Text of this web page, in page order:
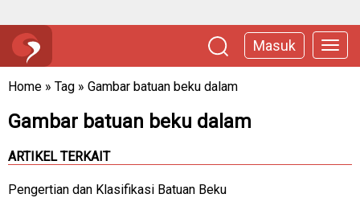
Masuk
Home » Tag » Gambar batuan beku dalam
Gambar batuan beku dalam
ARTIKEL TERKAIT
Pengertian dan Klasifikasi Batuan Beku